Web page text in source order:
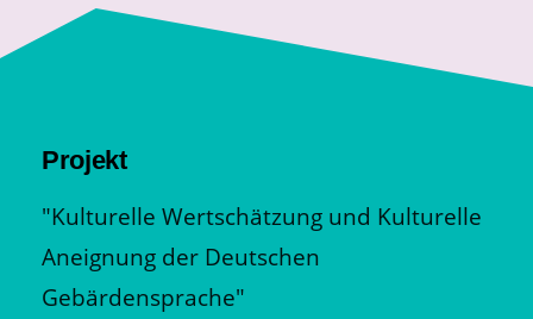
Projekt
"Kulturelle Wertschätzung und Kulturelle
Aneignung der Deutschen
Gebärdensprache"